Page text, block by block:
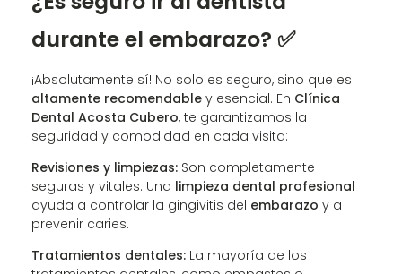
durante el embarazo? ✅
¡Absolutamente sí! No solo es seguro, sino que es
altamente recomendable y esencial. En Clínica
Dental Acosta Cubero, te garantizamos la
seguridad y comodidad en cada visita:
Revisiones y limpiezas: Son completamente
seguras y vitales. Una limpieza dental profesional
ayuda a controlar la gingivitis del embarazo y a
prevenir caries.
Tratamientos dentales: La mayoría de los